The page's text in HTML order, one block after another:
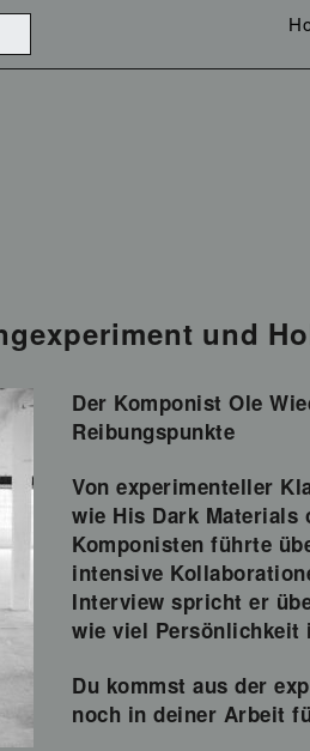
und
Der Komponist Ole
Reibungspunkte
Von experimenteller
wie His Dark Materials
Komponisten führte
intensive
Interview spricht er
wie viel Persönlichkeit
Du kommst aus der
noch in deiner Arbeit